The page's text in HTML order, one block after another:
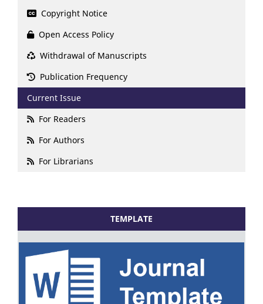
Copyright Notice
Open Access Policy
Withdrawal of Manuscripts
Publication Frequency
Current Issue
For Readers
For Authors
For Librarians
TEMPLATE